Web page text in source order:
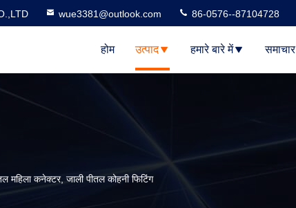
wue3381@outlook.com 86-0576--87104728
होम उत्पाद हमारे बारे में समाचार
महिला कनेक्टर, जाली पीतल कोहनी फिटिंग